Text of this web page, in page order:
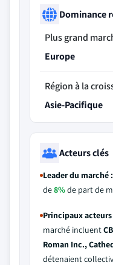
Dominance
Plus grand
Europe
Région à la
Asie-Pacifique
Acteurs clés
Leader du marché :
de8%de part de
Principaux
marché incluent
Roman Inc.,
détenaient